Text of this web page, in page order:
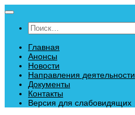
Перейти
содержимому
Найти:
Главная
Анонсы
Новости
Направления деятельности
Документы
Контакты
Версия для слабовидящих